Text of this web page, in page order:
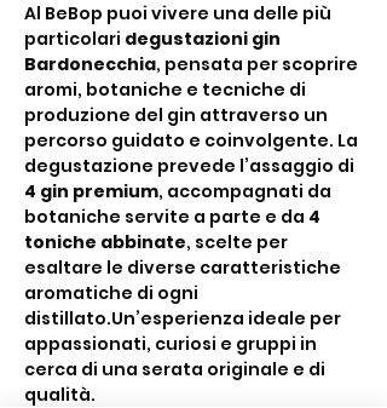
Al BeBop puoi vivere una delle più
particolari degustazioni gin
Bardonecchia, pensata per scoprire
aromi, botaniche e tecniche di
produzione del gin attraverso un
percorso guidato e coinvolgente. La
degustazione prevede l’assaggio di
4 gin premium, accompagnati da
botaniche servite a parte e da 4
toniche abbinate, scelte per
esaltare le diverse caratteristiche
aromatiche di ogni
distillato.Un’esperienza ideale per
appassionati, curiosi e gruppi in
cerca di una serata originale e di
qualità.